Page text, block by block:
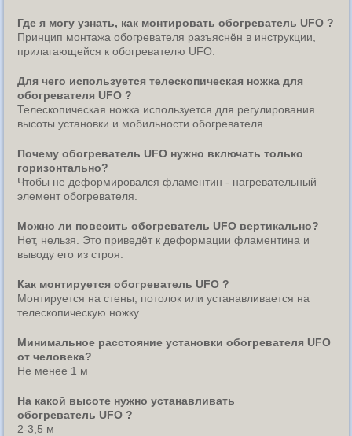
Где я могу узнать, как монтировать обогреватель UFO ?
Принцип монтажа обогревателя разъяснён в инструкции,
прилагающейся к обогревателю UFO.
Для чего используется телескопическая ножка для
обогревателя UFO ?
Телескопическая ножка используется для регулирования
высоты установки и мобильности обогревателя.
Почему обогреватель UFO нужно включать только
горизонтально?
Чтобы не деформировался фламентин - нагревательный
элемент обогревателя.
Можно ли повесить обогреватель UFO вертикально?
Нет, нельзя. Это приведёт к деформации фламентина и
выводу его из строя.
Как монтируется обогреватель UFO ?
Монтируется на стены, потолок или устанавливается на
телескопическую ножку
Минимальное расстояние установки обогревателя UFO
от человека?
Не менее 1 м
На какой высоте нужно устанавливать
обогреватель UFO ?
2-3,5 м